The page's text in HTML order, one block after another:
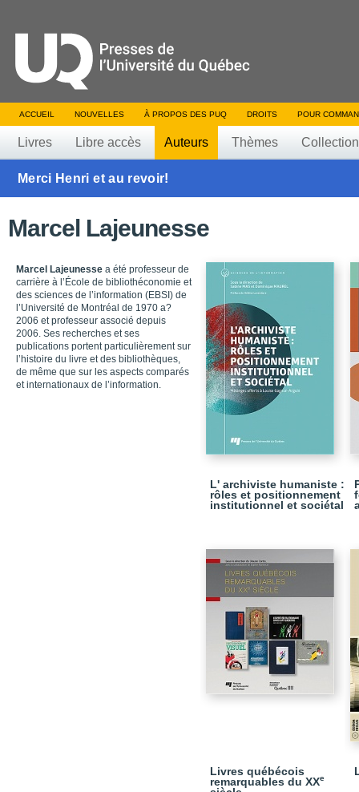
ACCUEIL NOUVELLES À PROPOS DES PUQ DROITS POUR
Livres Libre accès Auteurs Thèmes
Merci Henri et au revoir!
Marcel Lajeunesse
Marcel Lajeunesse a été professeur de
carrière à l’École de bibliothéconomie et
des sciences de l’information (EBSI) de
l’Université de Montréal de 1970 a?
2006 et professeur associé depuis
2006. Ses recherches et ses
publications portent particulièrement sur
l’histoire du livre et des bibliothèques,
de même que sur les aspects comparés
et internationaux de l’information.
L' archiviste humaniste :
rôles et positionnement
institutionnel et sociétal
Livres québécois
remarquables du XXe